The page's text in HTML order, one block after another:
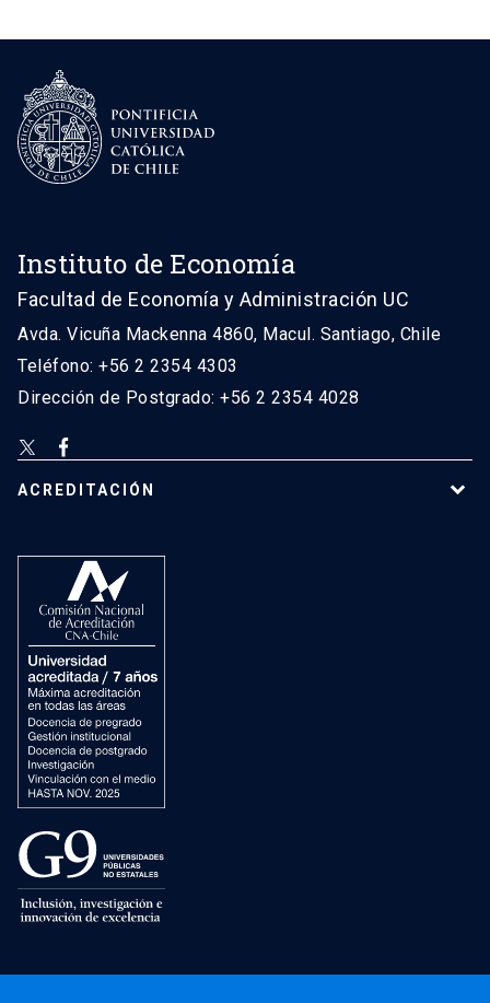
Instituto de Economía
Facultad de Economía y Administración UC
Avda. Vicuña Mackenna 4860, Macul. Santiago, Chile
Teléfono: +56 2 2354 4303
Dirección de Postgrado: +56 2 2354 4028
ACREDITACIÓN